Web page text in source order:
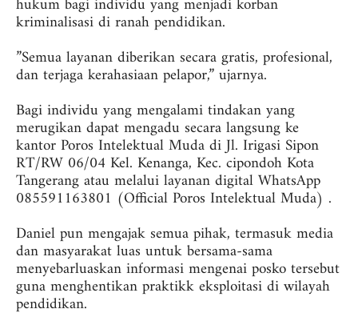
kriminalisasi di ranah pendidikan.
‎”Semua layanan diberikan secara gratis, profesional,
dan terjaga kerahasiaan pelapor,” ujarnya.
‎Bagi individu yang mengalami tindakan yang
merugikan dapat mengadu secara langsung ke
kantor Poros Intelektual Muda di Jl. Irigasi Sipon
RT/RW 06/04 Kel. Kenanga, Kec. cipondoh Kota
Tangerang atau melalui layanan digital WhatsApp
085591163801 (Official Poros Intelektual Muda) .
‎Daniel pun mengajak semua pihak, termasuk media
dan masyarakat luas untuk bersama-sama
menyebarluaskan informasi mengenai posko tersebut
guna menghentikan praktikk eksploitasi di wilayah
pendidikan.